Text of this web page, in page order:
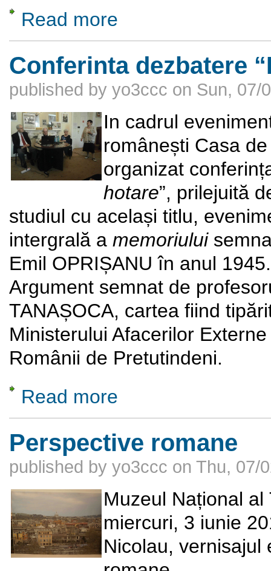
Read more
Conferinta dezbatere
published by yo3ccc on Sun, 07/
In cadrul
românești Casa
organizat
hotare”, prilejuită
studiul cu același titlu,
intergrală a memoriului
Emil OPRIȘANU în anul
Argument semnat de
TANAȘOCA, cartea fiind
Ministerului Afacerilor
Românii de Pretutindeni.
Read more
Perspective romane
published by yo3ccc on Thu, 07/
Muzeul Național
miercuri, 3 iunie
Nicolau, vernisajul